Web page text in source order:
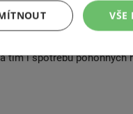
které se
a životnost
tím i spotřebu pohonných
VŠE